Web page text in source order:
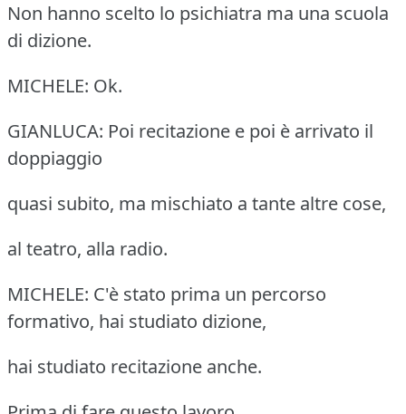
Non hanno scelto lo psichiatra ma una scuola
di dizione.
MICHELE: Ok.
GIANLUCA: Poi recitazione e poi è arrivato il
doppiaggio
quasi subito, ma mischiato a tante altre cose,
al teatro, alla radio.
MICHELE: C'è stato prima un percorso
formativo, hai studiato dizione,
hai studiato recitazione anche.